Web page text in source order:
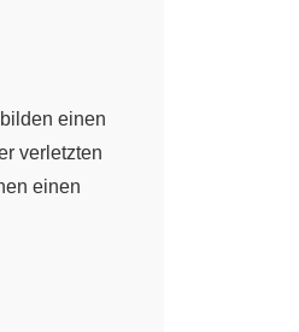
einen
verletzten
einen